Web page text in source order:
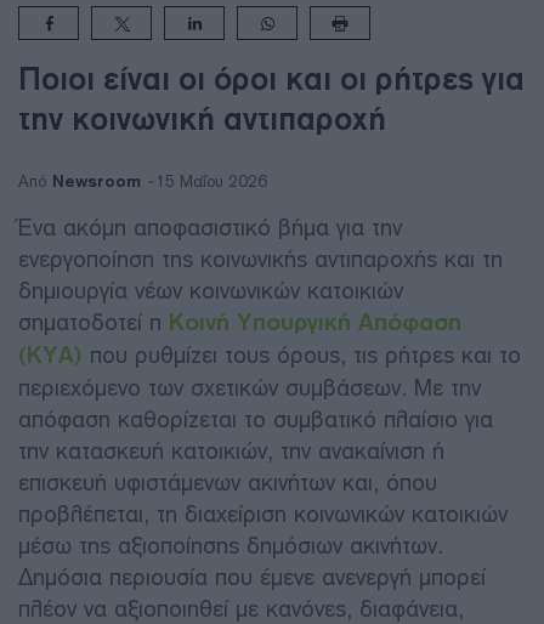
Ποιοι είναι οι όροι και οι ρήτρες για
την κοινωνική αντιπαροχή
Από Newsroom 15 Μαΐου 2026
Ένα ακόμη αποφασιστικό βήμα για την
ενεργοποίηση της κοινωνικής αντιπαροχής και τη
δημιουργία νέων κοινωνικών κατοικιών
σηματοδοτεί η Κοινή Υπουργική Απόφαση
(ΚΥΑ) που ρυθμίζει τους όρους, τις ρήτρες και το
περιεχόμενο των σχετικών συμβάσεων. Με την
απόφαση καθορίζεται το συμβατικό πλαίσιο για
την κατασκευή κατοικιών, την ανακαίνιση ή
επισκευή υφιστάμενων ακινήτων και, όπου
προβλέπεται, τη διαχείριση κοινωνικών κατοικιών
μέσω της αξιοποίησης δημόσιων ακινήτων.
Δημόσια περιουσία που έμενε ανενεργή μπορεί
πλέον να αξιοποιηθεί με κανόνες, διαφάνεια,